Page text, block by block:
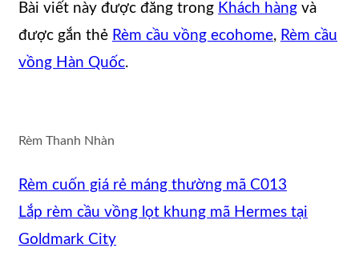
Bài viết này được đăng trong Khách hàng và
được gắn thẻ Rèm cầu vồng ecohome, Rèm cầu
vồng Hàn Quốc.
Rèm Thanh Nhàn
Rèm cuốn giá rẻ máng thường mã C013
Lắp rèm cầu vồng lọt khung mã Hermes tại
Goldmark City